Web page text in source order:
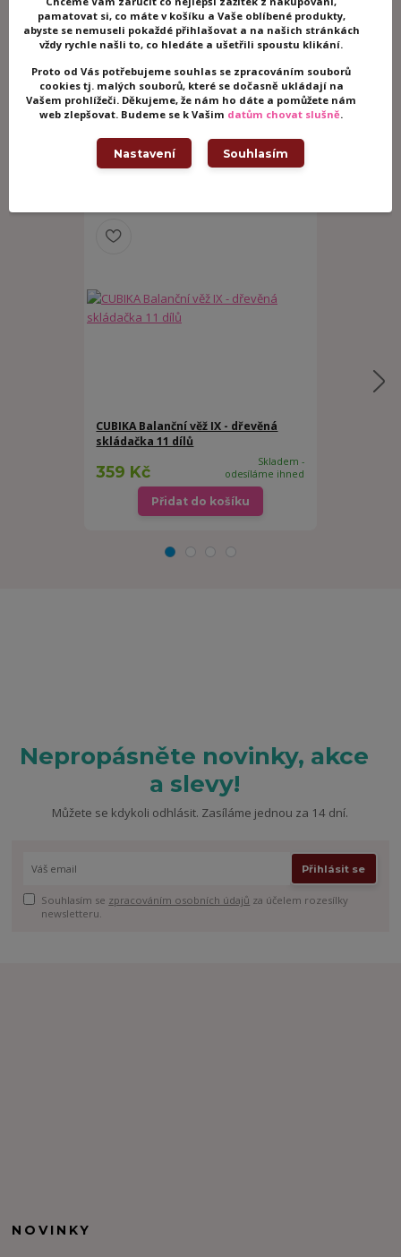
Zboží zařazeno v kategoriích
Dřevěné hračky
Dřevěné hračky pro nejmenší
Motorické hračky
CUBIKA Balanční věž IX - dřevěná
skládačka 11 dílů
359 Kč
Skladem -
odesíláme ihned
Přidat do košíku
Nepropásněte novinky, akce
a slevy!
Můžete se kdykoli odhlásit. Zasíláme jednou za 14 dní.
Přihlásit se
Souhlasím se zpracováním osobních údajů za účelem rozesílky
newsletteru.
NOVINKY
pamatovat si, co máte v košíku a Vaše oblíbené produkty,
abyste se nemuseli pokaždé přihlašovat a na našich stránkách
vždy rychle našli to, co hledáte a ušetřili spoustu klikání.
Proto od Vás potřebujeme souhlas se zpracováním souborů
cookies tj. malých souborů, které se dočasně ukládají na
Vašem prohlížeči. Děkujeme, že nám ho dáte a pomůžete nám
web zlepšovat. Budeme se k Vašim datům chovat slušně.
Nastavení Souhlasím